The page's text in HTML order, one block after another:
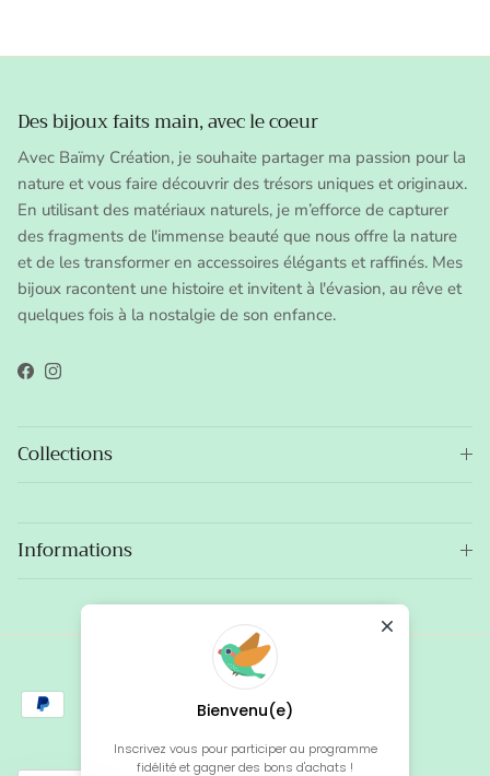
Des bijoux faits main, avec le coeur
Avec Baïmy Création, je souhaite partager ma passion pour la
nature et vous faire découvrir des trésors uniques et originaux.
En utilisant des matériaux naturels, je m’efforce de capturer
des fragments de l'immense beauté que nous offre la nature
et de les transformer en accessoires élégants et raffinés. Mes
bijoux racontent une histoire et invitent à l'évasion, au rêve et
quelques fois à la nostalgie de son enfance.
FacebookInstagram
Collections
Informations
Bienvenu(e)
Inscrivez vous pour participer au programme
fidélité et gagner des bons d'achats !